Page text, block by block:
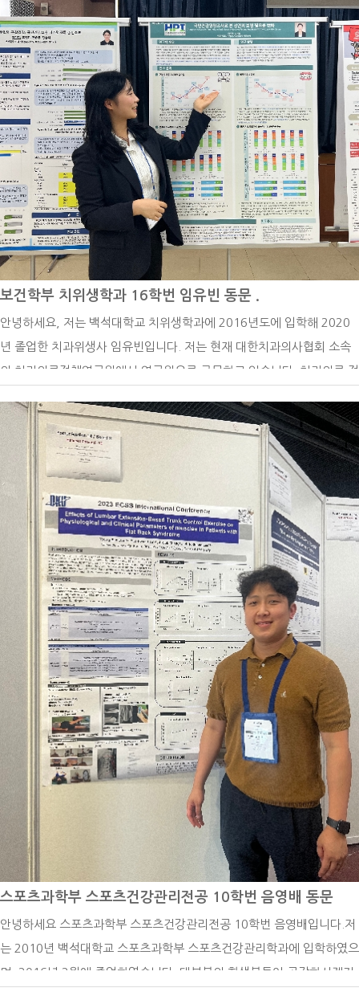
작용했을 것 같습니다. 어떻게 해서 신청하게 되셨는지도 함께 말씀 부탁
드립니다. 우성하 동문 : 네. 문화적인 경험도 많이 쌓고, 해외에서 일하
고 왔다는 것 자체가 큰 메리트였던 것 같아요. 그때 코로나로 인해 항공
업계 같은 경우는 공채가 거의 없을 시기였는데, 청해진을 통해 경력을
쌓으면 좋을 것 같다고 교수님이 추천해 주셨습니다. 처음에 입학해서 면
담할 때부터 교수님께서 어학 능력 등 저의 역량을 높게 봐주셨고, 코로
나 시기를 잘 보내면 좋겠다는 마음에 가장 도움이 될 수 있는 청해진을
추천해 주셨던 것 같습니다. 백녹담 : 그러면 따로 면접 준비하실 때는 특
별히 학원에 다니신 건지 아니면 다른 방식으로 준비하셨는지 궁금합니
다. 우성하 동문 : 면접은 따로 학원 같은 거는 다니지 않았고, 스터디를
주 5~6회 정도 하면서 굉장히 다양한 사람들에게 피드백을 받았습니다.
그리고 또 교수님이 봐주시는 스터디에도 참석하여 교수님에게도 피드백
있는 직업이라고 생각합니다. 그래서 본인에 대한 강점을 확실하게 만드
는 걸 추천해 드립니다. 또 많이 지원하다 보면 떨어질 때 스스로에 대한
의구심도 들고 자존감도 낮아지겠지만, 누구보다 자신을 믿고 열심히 하
면 될 거라고 생각합니다!
치고 초등학생들과 함께 도장에서 수련을 받기도 했어요.또 미인대회에
나가서 대상을 수상을 하기도 했고,서비스경력을 쌓기위해 백화점 안내
데스크에서 1년간 경력을 쌓기도 했습니다.이렇게 교내, 대외활동에 끊
임없이 도전하고 열심히 참여하면서 느낀 점은 모든 경험은 필연적으로
나에게 좋은 배움이 된다는 것이었습니다.경험은 단순히 자기소개서 이
력 1줄에 불과하는 게 아니고, 인생에 있어서 평생 좋은 거름과 양분이
될 거라 믿습니다. 코로나19가 전 세계적으로 발병된 2020년, 위기를
맞은 항공업계는 채용이 전무했고, 그 시기 저는 4학년 졸업예정자였습
니다.고교 시절부터 항공 객실승무원이라는 꿈만 바라본 저에게는 세상
이 무너지는 기분이었습니다.어느 날은 한참을 울었어요 승무원이 아니
고서 하고싶은 일을 생각해본 적이 없을 정도로 저에겐 간절한 꿈이었거
든요.그러다 문득 이렇게 우울해하고만 있으면 안되고, 지나간 시간은 다
시 돌아오지 않으니 이 시간을 더욱 현명하게 보내야된다고 생각이 들었
어요.제가 원했던 직무와 적성에 맞는 일을 찾아, 코로나19가 종식되어
항공사 채용이 다시 활발해지는 그날을 기다려야겠다고 생각했습니다.그
러다 국민들의 발이 되어주는 KTX에도 승객들의 안전과 편안한 여행을
겁게, 행복하게 근무할 수 있으면서추후 항공객실승무원이 되기까지 좋
은 경험과 경력이 될 거라 확신이 들어 지원하게 되었습니다.KTX에서 열
차승무원으로서 근무한 2년 3개월이라는 시간 덕분에 저는 견문을 넓히
며 더 많은 경험을 할 수 있었고, 매일 천명이 넘는 고객들을 만나 소통할
수 있었으며승무와 관련된 직무를 수행하며 저의 서비스 커리어를 성장
시켰습니다. 코로나19라는 절망적인 상황 속에서도 저를 한층 더 발전시
킬 수 있었습니다. 근무를 하면서도 언젠가 다시 열릴 항공사 채용에 대
비하여 꾸준히 토익, 토익스피킹, 영어회화를 공부하며 어학성적을 관리
했습니다.또 계속해서 국외여행인솔자, 안전관리지도사 등 항공사 채용
에 도움이 될만한 자격증을 취득하며 시간을 보냈습니다.그러다 2023
년, 항공업계가 다시 활발해지고 있는 지금 27살이라는 어리지 않은 나
이에 다시 항공객실승무원에 도전해 꿈에 그리던 대한항공 객실승무원에
최종합격하게 되었습니다. 내가 하고싶은 일이 타의로, 어떠한 예기치 못
한 상황으로 인해 시도조차 못 하는 상황이 있을 수 있잖아요. 그 때 낙담
해 있기보다는 더 좋은 방향을 잡아 새로운 일에 도전하고,본인을 더 성
장시키는 것이 중요하다고 생각합니다. 여러분들도 무엇이든 실패를 두
려워하기보단 이것저것 여러 방면으로 도전함으로써 세상을 더 넓고 다
양하게 바라볼 수 있는 용기가 항상 함께했으면 좋겠습니다!
보건학부 치위생학과 16학번 임유빈 동문 .
안녕하세요, 저는 백석대학교 치위생학과에 2016년도에 입학해 2020
년 졸업한 치과위생사 임유빈입니다. 저는 현재 대한치과의사협회 소속
의 치과의료정책연구원에서 연구원으로 근무하고 있습니다. 치과의료 정
과계에 필요한 정책을 위해 연구와 다양한 활동을 하고있습니다. 치과계
와 관련된 데이터를 담은 연감, 연구 및 보고서 작성, 연구과제 관리 등
연구원으로써 치과계 발전을 위해 힘쓰고 있습니다.이 직업을 갖기 전에
는 치과에서 임상 치과위생사로 근무를 했습니다. 치과에서 일을 하며 치
위생학에 대해 더욱더 큰 매력을 느꼈고, 치과에서 생기는 일들에 대해
더 연구해보고싶다는 생각이 들어 대학원을 들어가게 되었습니다. 그렇
게 석사 과정을 이수하게 되었고, 이 과정 중에 저의 적성에는 연구와 결
과물을 만드는 일이 잘 맞는다는 생각이 들어 연구직을 희망하게 되었습
니다. 그렇게 제 적성을 찾고, 취업처를 알아보다 좋은 기회로 치과의료
정책연구원에 입사하게 되었습니다.연구원 일을 하다보면 아무리 적성에
맞다고 하더라도 연구를 하고, 자료를 만드는 일이 고되다고 느껴지기도
합니다. 하지만 조금 더 인내하고 결과물을 완성하면, 다른 사람들 눈에
는 안이뻐 보일 수 있어도 제 눈에는 이뻐보이는 결과물들이 생겨 보람을
느낍니다. 그리고 그 결과물들을 통해 정책 개선을 위한 활동들로 이어지
는데, 그 활동의 결실로 정책이 변화한다는 이야기를 들을 때엔 세상을
조금이나마 더 나아지게하는데 일조했다는 생각에 뿌듯해지기도 합니다.
연구원으로써 일을 하다보면, 다양한 분야의 멋진 연구자분들의 연구와
결과물들을 보게됩니다. 기발하고 과학적인 연구 방법들을 통해 현상을
여러 각도에서 바라보고, 파악함으로써 세상에 숨어있던 현상들을 명확
하게 볼수 있다고 생각합니다. 그렇기에 하나님께서 만드시고, 사람들이
살아가고 있는 이 세상을 알아가기 위해 더욱 힘써야겠다는 다짐을 하게
됩니다. 그렇기에 앞으로 학문적으로 더욱 공부를 하고, 연구하는 방법을
더욱 공부해야겠다는 생각이 들어 퇴근 후 시간에 통계 공부, 관련된 학
문 서적 스터디, 자격증 취득 등의 활동으로 시간을 활용하고 있습니다.
스포츠과학부 스포츠건강관리전공 10학번 음영배 동문
안녕하세요 스포츠과학부 스포츠건강관리전공 10학번 음영배입니다.저
는 2010년 백석대학교 스포츠과학부 스포츠건강관리학과에 입학하였으
며, 2016년 2월에 졸업하였습니다. 대부분의 학생분들이 공감하시겠지